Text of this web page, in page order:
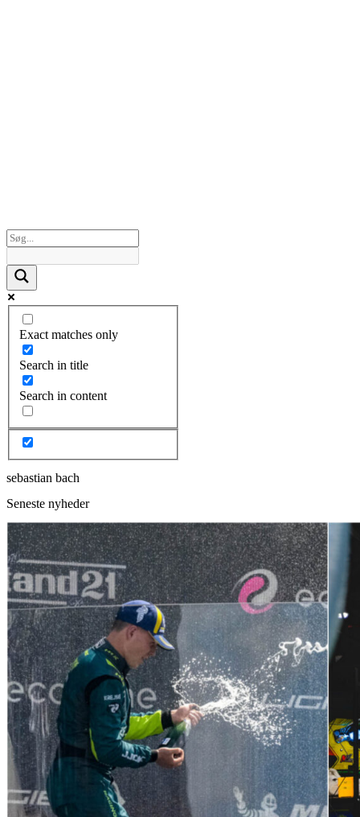
Exact matches only
Search in title
Search in content
sebastian bach
Seneste nyheder